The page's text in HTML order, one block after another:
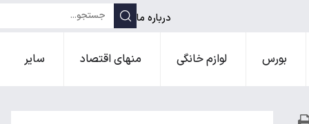
درباره ما
بورس لوازم خانگی منهای اقتصاد سایر